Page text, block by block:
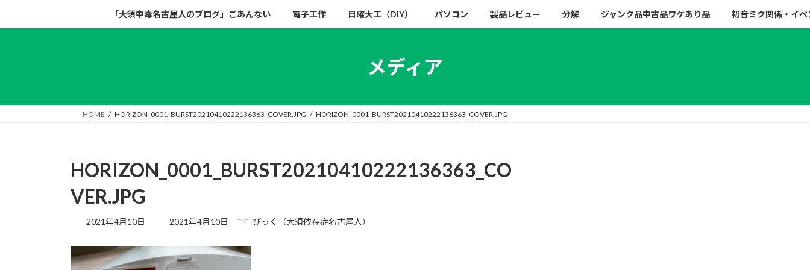
キ
に
「大須中毒名古屋人のブログ」ごあんない 電子工作 日曜大工（DIY） パソコン 製品レビュー 分解 ジャンク品中古品ワケあり品 初音ミク関係・イベ
メディア
HOME HORIZON_0001_BURST20210410222136363_COVER.JPG HORIZON_0001_BURST20210410222136363_COVER.JPG
HORIZON_0001_BURST20210410222136363_CO
VER.JPG
2021年4月10日
最
更
新
2021年4月10日 ぴっく（大須依存症名古屋人）